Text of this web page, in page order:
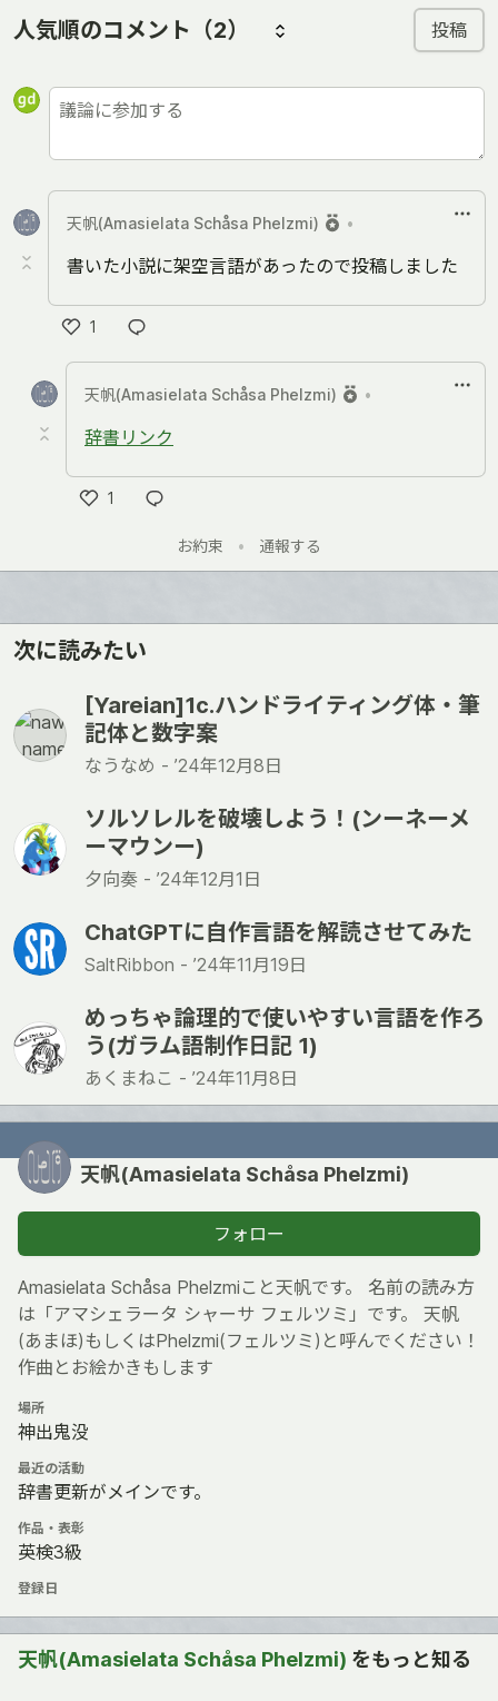
人気順のコメント （2） 投稿
天帆(Amasielata Schåsa Phelzmi) •
書いた小説に架空言語があったので投稿しました
1
い
ね天帆(Amasielata Schåsa Phelzmi) •
辞書リンク
1
ね
お約束 • 通報する
次に読みたい
[Yareian]1c.ハンドライティング体・筆
記体と数字案
なうなめ - ’24年12月8日
ソルソレルを破壊しよう！(ンーネーメ
ーマウンー)
夕向奏 - ’24年12月1日
ChatGPTに自作言語を解読させてみた
SaltRibbon - ’24年11月19日
めっちゃ論理的で使いやすい言語を作ろ
う(ガラム語制作日記 1)
あくまねこ - ’24年11月8日
天帆(Amasielata Schåsa Phelzmi)
フォロー
Amasielata Schåsa Phelzmiこと天帆です。 名前の読み方
は「アマシェラータ シャーサ フェルツミ」です。 天帆
(あまほ)もしくはPhelzmi(フェルツミ)と呼んでください！
作曲とお絵かきもします
場所
神出鬼没
最近の活動
辞書更新がメインです。
作品・表彰
英検3級
登録日
天帆(Amasielata Schåsa Phelzmi) をもっと知る